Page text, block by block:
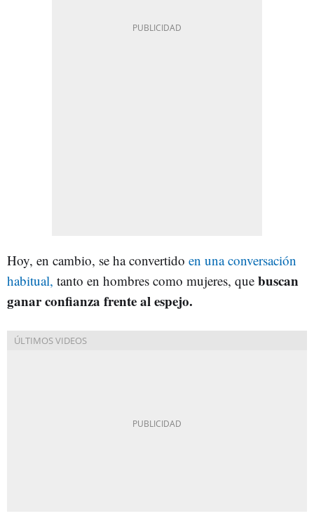
Hoy, en cambio, se ha convertido en una conversación
habitual, tanto en hombres como mujeres, que buscan
ganar confianza frente al espejo.